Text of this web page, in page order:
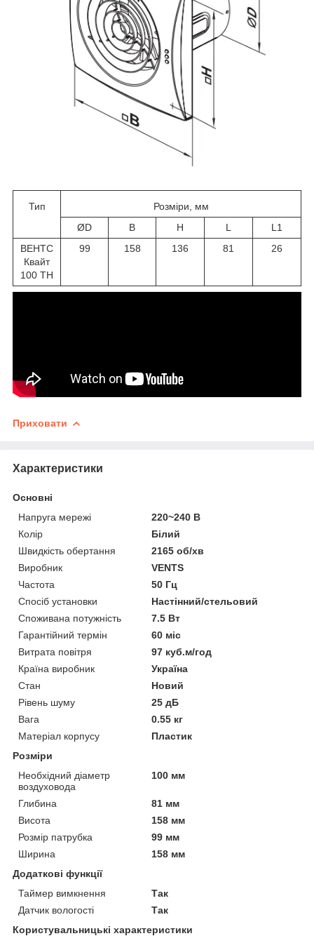
Тип
Розміри, мм
ØD
B H L
L1
ВЕНТС
Квайт
100 ТН
99 158 136 81 26
Приховати
Характеристики
Основні
Напруга мережі
220~240 В
Колір
Білий
Швидкість обертання
2165 об/хв
Виробник
VENTS
Частота
50 Гц
Спосіб установки
Настінний/стельовий
Споживана потужність
7.5 Вт
Гарантійний термін
60 міс
Витрата повітря
97 куб.м/год
Країна виробник
Україна
Стан
Новий
Рівень шуму
25 дБ
Вага
0.55 кг
Матеріал корпусу
Пластик
Розміри
Необхідний діаметр
воздуховода
100 мм
Глибина
81 мм
Висота
158 мм
Розмір патрубка
99 мм
Ширина
158 мм
Додаткові функції
Таймер вимкнення
Так
Датчик вологості
Так
Користувальницькі характеристики